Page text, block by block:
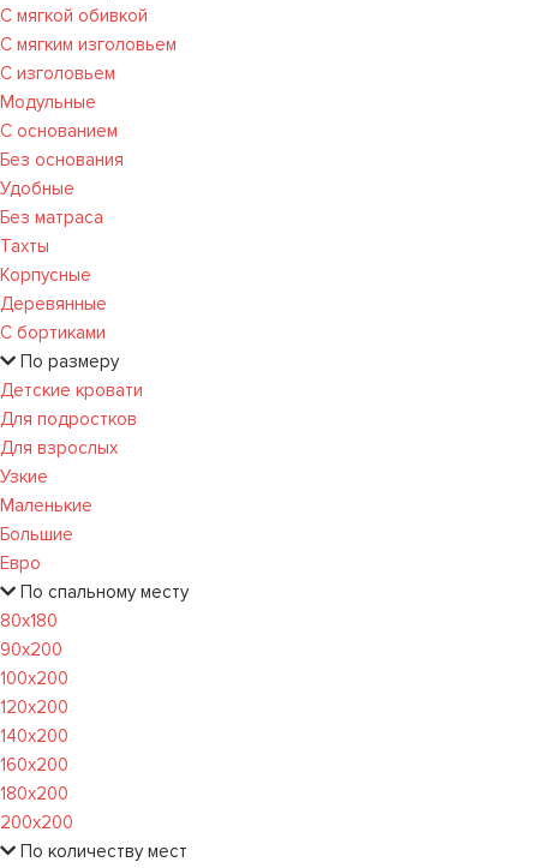
С мягкой обивкой
С мягким изголовьем
С изголовьем
Модульные
С основанием
Без основания
Удобные
Без матраса
Тахты
Корпусные
Деревянные
С бортиками
По размеру
Детские кровати
Для подростков
Для взрослых
Узкие
Маленькие
Большие
Евро
По спальному месту
80х180
90х200
100х200
120x200
140х200
160х200
180х200
200х200
По количеству мест